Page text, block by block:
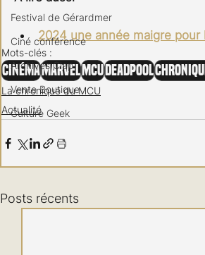
Festival de Gérardmer
Ciné conférence
Archives Clap
Vente Boutique
Culture Geek
2024 une année maigre pour
Mots-clés :
CinémaMarvelMCU Deadpool
La chronique du MCU
Actualité
Posts récents